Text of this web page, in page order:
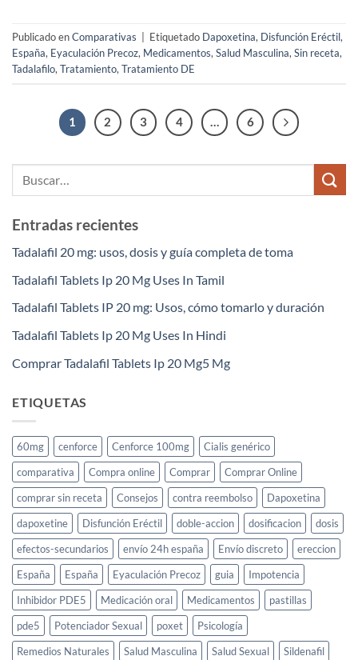
Publicado enComparativas Etiquetado Dapoxetina, Disfunción Eréctil,
España, Eyaculación Precoz, Medicamentos,Salud Masculina,Sin receta,
Tadalafilo,Tratamiento,Tratamiento DE
1 2 3 4 … 6
Entradas recientes
Tadalafil 20 mg: usos, dosis y guía completa de toma
Tadalafil Tablets Ip 20 Mg Uses In Tamil
Tadalafil Tablets IP 20 mg: Usos, cómo tomarlo y duración
Tadalafil Tablets Ip 20 Mg Uses In Hindi
Comprar Tadalafil Tablets Ip 20 Mg5 Mg
ETIQUETAS
60mg cenforce Cenforce 100mg
Cialis genérico
comparativa
Compra online Comprar
Comprar Online
comprar sin receta
Consejos contra reembolso
Dapoxetina
dapoxetine
Disfunción Eréctil doble-accion dosificacion
dosis
efectos-secundarios
envío 24h españa Envío discreto
ereccion
España
España Eyaculación Precoz guia
Impotencia
Inhibidor PDE5
Medicación oral Medicamentos
pastillas
pde5
Potenciador Sexual poxet
Psicología
Remedios Naturales
Salud Masculina Salud Sexual
Sildenafil